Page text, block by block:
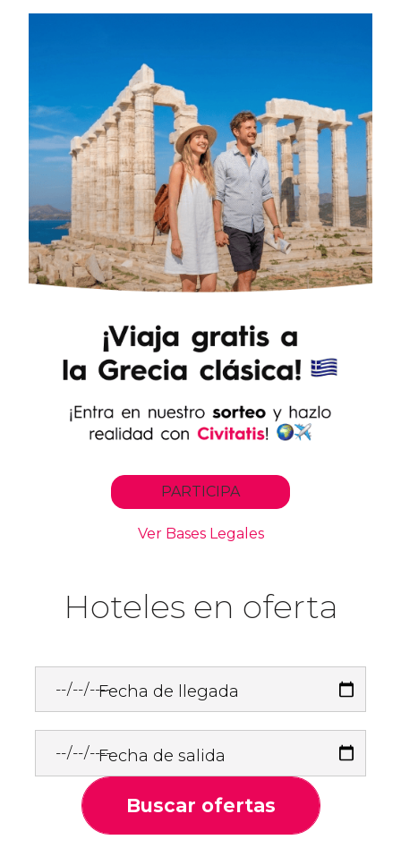
Hoteles en oferta
Fecha de llegada
Fecha de salida
Buscar ofertas